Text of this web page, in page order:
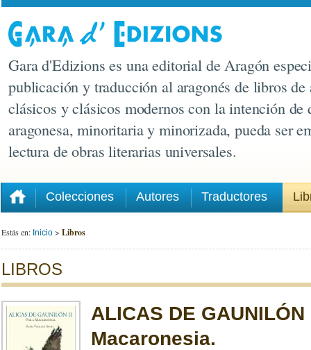
Gara d'Edizions es una editorial de Aragón
publicación y traducción al aragonés de libros de
clásicos y clásicos modernos con la intención de
aragonesa, minoritaria y minorizada, pueda ser
lectura de obras literarias universales.
Colecciones Autores Traductores
Estás en: Inicio > Libros
LIBROS
ALICAS DE
Macaronesia.